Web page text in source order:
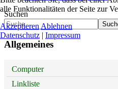
Suchen
Allgemeines
Computer
Linkliste
alle Funktionalitäten der Seite zur
Akzeptieren Ablehnen
Datenschutz | Impressum